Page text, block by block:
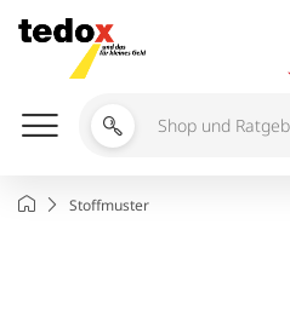
Inhalt
springen
Shop
Ratgeber
StartseiteStoffmuster